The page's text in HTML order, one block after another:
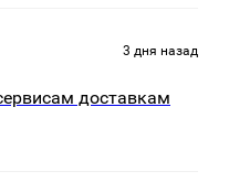
3 дня назад
доставкам